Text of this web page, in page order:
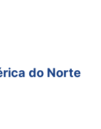
do Norte